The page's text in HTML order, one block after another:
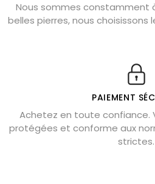
Chrysocolle : pierre apaisante
Obsidienne dorée : vertus et
Véritable citrine naturelle non
Où placer la citrine dans la
Cornaline : propriétés
Capricorne : quelles pierres
Nous sommes constamment
belles pierres, nous choisissons
PAIEMENT
Achetez en toute confiance.
protégées et conforme aux
strictes.